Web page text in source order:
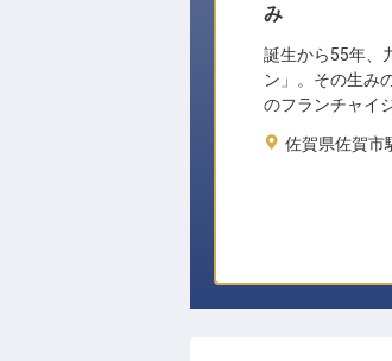
み
誕生から55年、
ン」。その生み
のフランチャイ
佐賀県佐賀市